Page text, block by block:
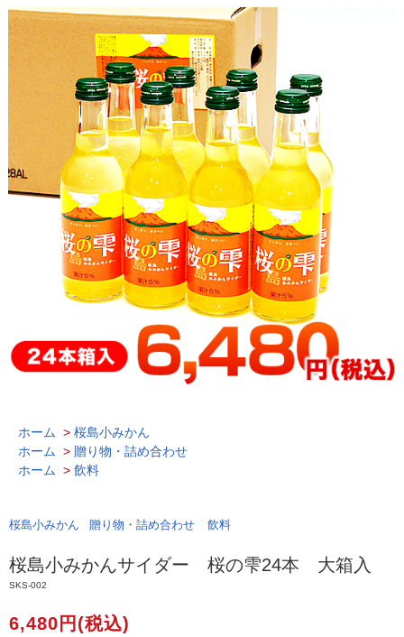
ホーム > 桜島小みかん
ホーム > 贈り物・詰め合わせ
ホーム > 飲料
桜島小みかん 贈り物・詰め合わせ 飲料
桜島小みかんサイダー 桜の雫24本 大箱入
SKS-002
6,480円(税込)